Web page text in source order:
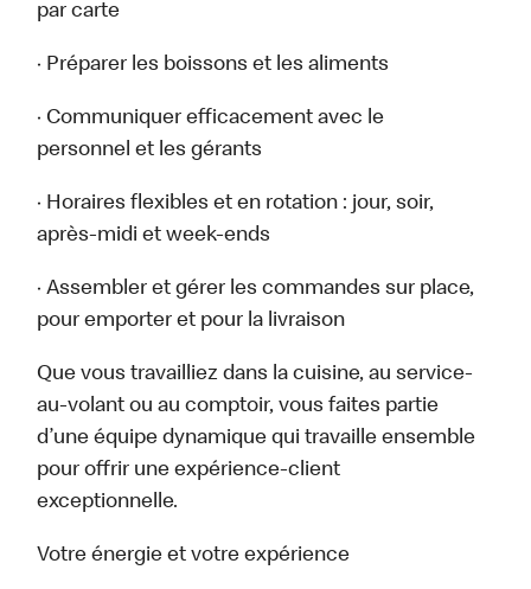
par carte
· Préparer les boissons et les aliments
· Communiquer efficacement avec le
personnel et les gérants
· Horaires flexibles et en rotation : jour, soir,
après-midi et week-ends
· Assembler et gérer les commandes sur place,
pour emporter et pour la livraison
Que vous travailliez dans la cuisine, au service-
au-volant ou au comptoir, vous faites partie
d’une équipe dynamique qui travaille ensemble
pour offrir une expérience-client
exceptionnelle.
Votre énergie et votre expérience